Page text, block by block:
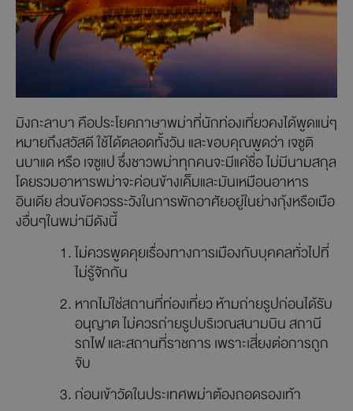
มิงกะลาบา คือประโยคภาษาพม่าที่นักท่องเที่ยวคงได้พูดแน่ๆ
หมายถึงสวัสดี ใช้ได้ตลอดทั้งวัน และขอบคุณพูดว่า เจซูติ
นบาแด หรือ เจซูแป ซึ่งชาวพม่าทุกคนจะมีแค่ชื่อ ไม่มีนามสกุล
โดยรวมอาหารพม่าจะค่อนข้างเค็มและมันเหมือนอาหาร
อินเดีย ส่วนข้อควรระวังในการพักอาศัยอยู่ในย่างกุ้งหรือเมือ
งอื่นๆในพม่ามีดังนี้
ไม่ควรพูดคุยเรื่องทางการเมืองกับบุคคลทั่วไปที่
ไม่รู้จักกัน
หากไม่ใช่สถานที่ท่องเที่ยว ห้ามถ่ายรูปก่อนได้รับ
อนุญาต ไม่ควรถ่ายรูปบริเวณสนามบิน สถานี
รถไฟ และสถานที่ราชการ เพราะเสี่ยงต่อการถูก
จับ
ก่อนเข้าวัดในประเทศพม่าต้องถอดรองเท้า